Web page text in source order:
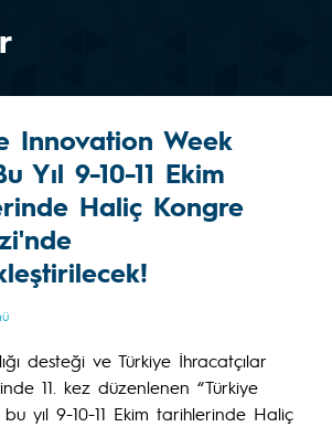
Innovation Week
Yıl 9-10-11 Ekim
Haliç Kongre
desteği ve Türkiye İhracatçılar
11. kez düzenlenen “Türkiye
yıl 9-10-11 Ekim tarihlerinde Haliç